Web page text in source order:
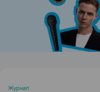
Журнал